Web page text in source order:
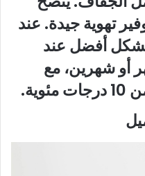
تهوية جيدة. عند
أفضل عند
أو شهرين، مع